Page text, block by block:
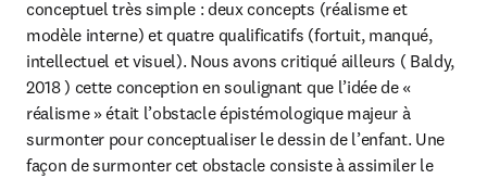
conceptuel très simple : deux concepts (réalisme et
modèle interne) et quatre qualificatifs (fortuit, manqué,
intellectuel et visuel). Nous avons critiqué ailleurs ( Baldy,
2018 ) cette conception en soulignant que l’idée de «
réalisme » était l’obstacle épistémologique majeur à
surmonter pour conceptualiser le dessin de l’enfant. Une
façon de surmonter cet obstacle consiste à assimiler le